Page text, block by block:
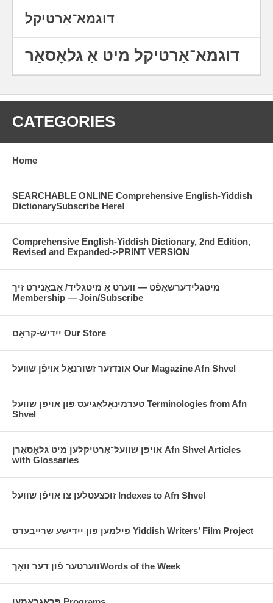
דוגמא־אַרטיקל
דוגמא־אַרטיקל מיט אַ גלאָסאַר
CATEGORIES
Home
SEARCHABLE ONLINE Comprehensive English-Yiddish
DictionarySubscribe Here!
Comprehensive English-Yiddish Dictionary, 2nd Edition,
Revised and Expanded->PRINT VERSION
מיטגלידערשאַפֿט — װערט אַ מיטגליד/ אַבאָנירט זיך
Membership — Join/Subscribe
ייִדיש-קראָם Our Store
אונדזער זשורנאַל אױפֿן שװעל Our Magazine Afn Shvel
טערמינאָלאָגיעס פֿון אויפֿן שוועל Terminologies from Afn
Shvel
אויפֿן שוועל־אַרטיקלען מיט גלאָסאַרן Afn Shvel Articles
with Glossaries
זוכצעטלען צו אויפֿן שוועל Indexes to Afn Shvel
פֿילמען פֿון ייִדישע שרײַבערס Yiddish Writers’ Film Project
ווערטער פֿון דער וואָךWords of the Week